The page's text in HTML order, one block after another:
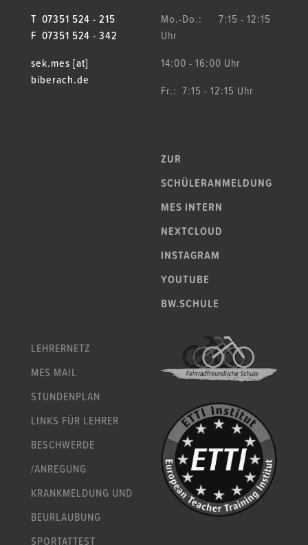
T 07351 524 - 215
F 07351 524 - 342
sek.mes [at]
biberach.de
Mo.-Do.: 7:15 - 12:15
Uhr
14:00 - 16:00 Uhr
Fr.: 7:15 - 12:15 Uhr
ZUR
SCHÜLERANMELDUNG
MES INTERN
NEXTCLOUD
INSTAGRAM
YOUTUBE
BW.SCHULE
LEHRERNETZ
MES MAIL
STUNDENPLAN
LINKS FÜR LEHRER
BESCHWERDE
/ANREGUNG
KRANKMELDUNG UND
BEURLAUBUNG
SPORTATTEST